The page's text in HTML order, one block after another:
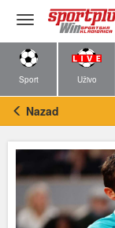
Toggle
navigation
Sport Uživo
Nazad